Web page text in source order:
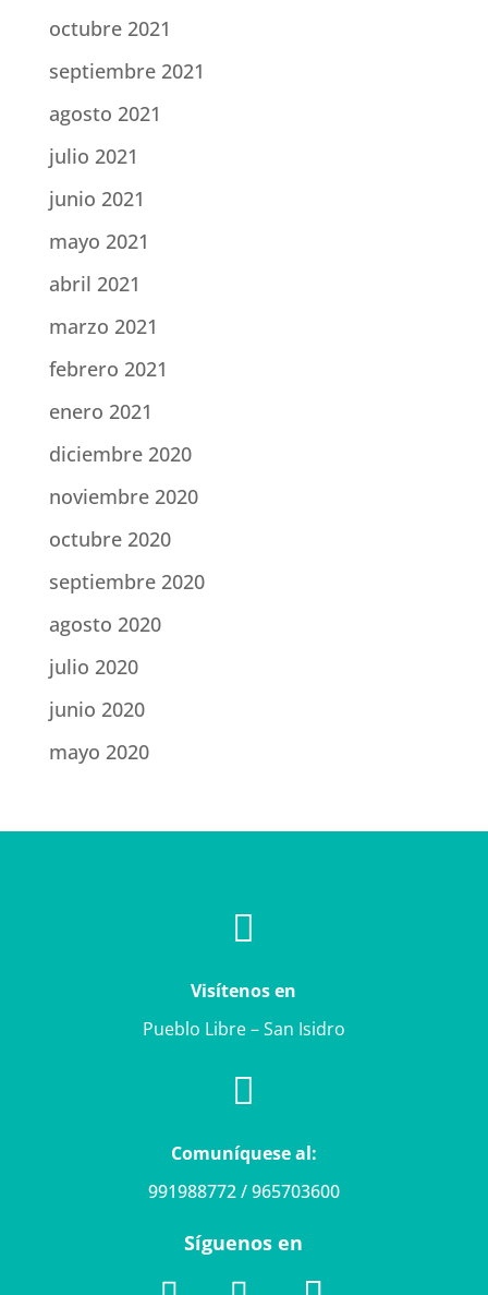
octubre 2021
septiembre 2021
agosto 2021
julio 2021
junio 2021
mayo 2021
abril 2021
marzo 2021
febrero 2021
enero 2021
diciembre 2020
noviembre 2020
octubre 2020
septiembre 2020
agosto 2020
julio 2020
junio 2020
mayo 2020

Visítenos en
Pueblo Libre – San Isidro

Comuníquese al:
991988772 / 965703600
Síguenos en